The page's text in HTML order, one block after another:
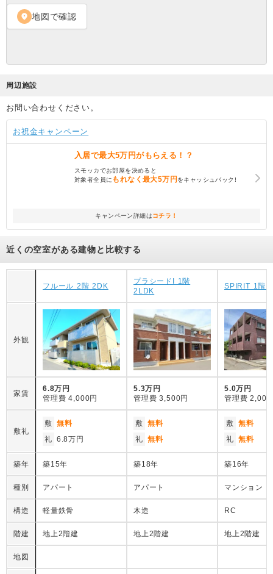
location_on 地図で確認
周辺施設
お問い合わせください。
お祝金キャンペーン
入居で最大5万円がもらえる！？
スモッカでお部屋を決めると
対象者全員に もれなく最大5万円をキャッシュバック!
キャンペーン詳細はコチラ！
近くの空室がある建物と比較する
フルール 2階 2DK
プラシードI 1階
2LDK
SPIRIT 1階
外観
家賃
6.8万円
管理費 4,000円
5.3万円
管理費 3,500円
5.0万円
管理費 2,000
敷礼
敷 無料
礼 6.8万円
敷 無料
礼 無料
敷 無料
礼 無料
築年 築15年 築18年 築16年
種別 アパート アパート マンション
構造 軽量鉄骨 木造 RC
階建 地上2階建 地上2階建 地上2階建
地図